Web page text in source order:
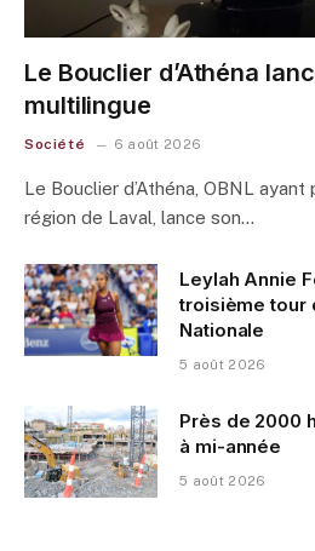
Le Bouclier d’Athéna
multilingue
Société 6 août 2026
Le Bouclier d’Athéna, OBNL
région de Laval, lance son…
Leylah Annie
troisième tour
Nationale
5 août 2026
Près de 2000
à mi-année
5 août 2026